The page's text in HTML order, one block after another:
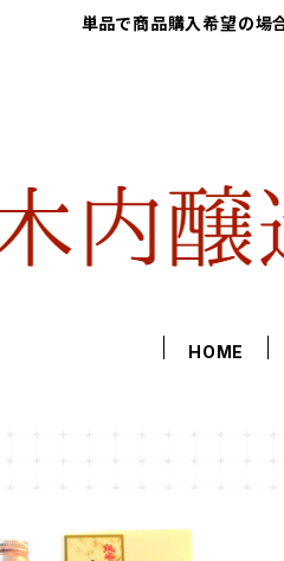
単品で商品購入希望の場
HOME